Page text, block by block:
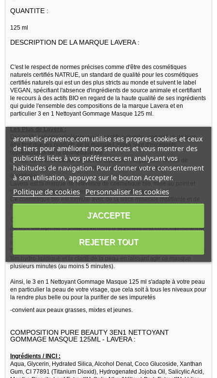
QUANTITE :
125 ml
DESCRIPTION DE LA MARQUE LAVERA :
C'est le respect de normes précises comme d'être des cosmétiques
naturels certifiés NATRUE, un standard de qualité pour les cosmétiques
certifiés naturels qui est un des plus stricts au monde et suivent le label
VEGAN, spécifiant l'absence d'ingrédients de source animale et certifiant
le recours à des actifs BIO en regard de la haute qualité de ses ingrédients
qui guide l'ensemble des compositions de la marque Lavera et en
particulier 3 en 1 Nettoyant Gommage Masque 125 ml.
Les Plus de Lavera :
Des actifs naturels végétaux, ou des actifs naturels , une notion de bien-
être font que les produits de la marque Lavera sont d'excellents
représentants de la cosmétique bio .
Le rôle de la cosmétique bio est de équilibrer l'organisme en cas de
carence localisée ou de dysfonctionnement., et ceci de façon naturelle et
équilibrée.
Lavera est la marque de référence de cosmétique bio, mise au point et
produite par les Laboratoires Lavera, sis en Allemagne.
Ce cosmétique bio est formulé avec de la silice minérale matifiante et de
l'extrait de menthe poivrée astringente.
Grace aux activités intrinsèques de sa composition, l'extrait de menthe
poivrée bio agit sur la peau et va aider à la purifier tout en ré équilibrant la
localisées et les problèmes de peau terne et fatiguée et encore bien plus.
Pour une action complète, ce cosmétique bio va améliorer la régulation du
film hydro-lipidique et la clarté de la peau en laissant agir ce masque
plusieurs minutes (au moins 5 minutes).
Ainsi, le 3 en 1 Nettoyant Gommage Masque 125 ml s'adapte à votre peau
en particulier la peau de votre visage, que cela soit à tous les niveaux pour
la rendre plus belle ou pour la purifier de ses impuretés
-convient aux peaux grasses, mixtes et jeunes.
COMPOSITION PURE BEAUTY 3EN1 NETTOYANT
GOMMAGE MASQUE 125ML - LAVERA :
Ingrédients / INCI :
Aqua, Glycerin, Hydrated Silica, Alcohol Denat, Coco Glucoside, Xanthan
Gum, CI 77891 (Titanium Dioxid), Hydrogenated Jojoba Oil, Salicylic Acid,
aromatic-provence.com utilise ses propres cookies et ceux
de tiers pour améliorer nos services et vous montrer des
publicités liées à vos préférences en analysant vos
habitudes de navigation. Pour donner votre consentement
à son utilisation, appuyez sur le bouton Accepter.
Politique de cookies Personnaliser les cookies
REJETER TOUT
J'ACCEPTE